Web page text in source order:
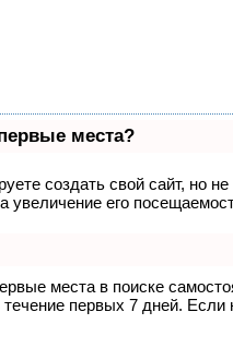
места?
создать свой сайт, но
увеличение его
места в поиске
первых 7 дней.